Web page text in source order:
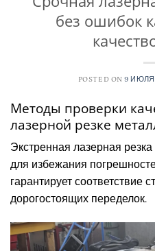
без ошибок
POSTED ON9
Методы проверки
лазерной резке
Экстренная лазерная резка
для избежания
гарантирует соответствие
дорогостоящих переделок.